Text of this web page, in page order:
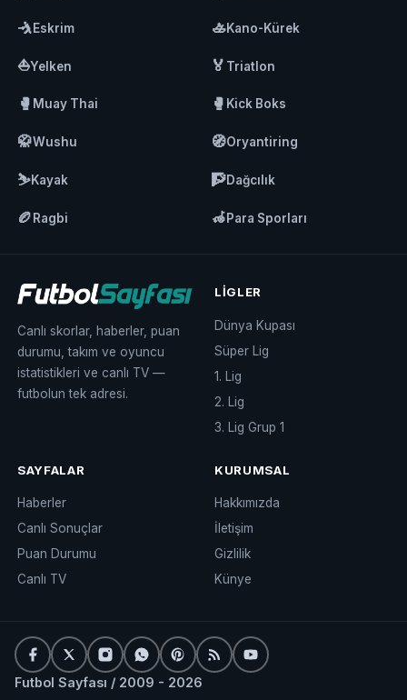
🤺Eskrim 🚣Kano-Kürek
⛵Yelken 🏅 Triatlon
🥊 Muay Thai 🥊 Kick Boks
🥋Wushu 🧭Oryantiring
⛷️Kayak 🧗Dağcılık
🏉 Ragbi 🦽Para Sporları
Canlı skorlar, haberler, puan
durumu, takım ve oyuncu
istatistikleri ve canlı TV —
futbolun tek adresi.
LIGLER
Dünya Kupası
Süper Lig
1. Lig
2. Lig
3. Lig Grup 1
SAYFALAR
Haberler
Canlı Sonuçlar
Puan Durumu
Canlı TV
KURUMSAL
Hakkımızda
İletişim
Gizlilik
Künye
Futbol Sayfası / 2009 - 2026